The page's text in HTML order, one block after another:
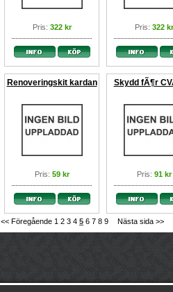
Pris: 322 kr Pris: 322 kr
Renoveringskit kardan
Pris: 59 kr
Skydd fÃ¶r
Pris: 91 kr
<< Föregående 1 2 3 4 5 6 7 8 9 Nästa sida >>